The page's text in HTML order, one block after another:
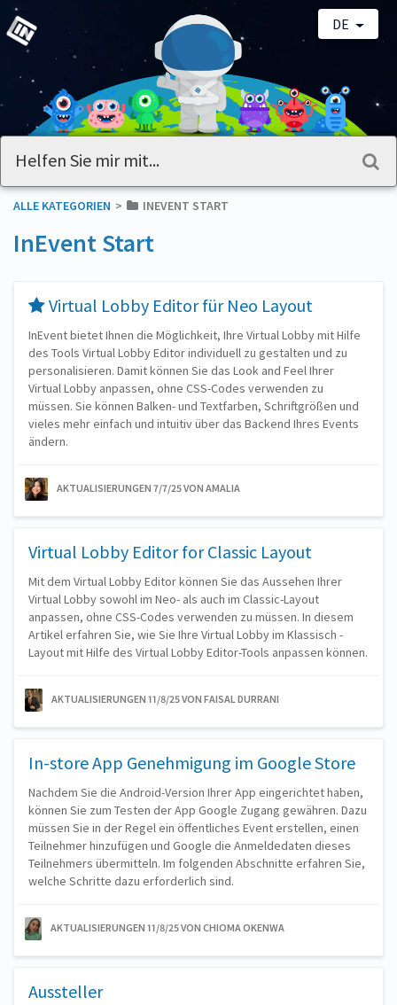
DE
ALLE KATEGORIEN ​>​ ​INEVENT START
InEvent Start
​Virtual Lobby Editor für Neo Layout
InEvent bietet Ihnen die Möglichkeit, Ihre Virtual Lobby mit Hilfe
des Tools Virtual Lobby Editor individuell zu gestalten und zu
personalisieren. Damit können Sie das Look and Feel Ihrer
Virtual Lobby anpassen, ohne CSS-Codes verwenden zu
müssen. Sie können Balken- und Textfarben, Schriftgrößen und
vieles mehr einfach und intuitiv über das Backend Ihres Events
ändern.
AKTUALISIERUNGEN 7/7/25VON AMALIA
Virtual Lobby Editor for Classic Layout
Mit dem Virtual Lobby Editor können Sie das Aussehen Ihrer
Virtual Lobby sowohl im Neo- als auch im Classic-Layout
anpassen, ohne CSS-Codes verwenden zu müssen. In diesem
Artikel erfahren Sie, wie Sie Ihre Virtual Lobby im Klassisch -
Layout mit Hilfe des Virtual Lobby Editor-Tools anpassen können.
AKTUALISIERUNGEN 11/8/25VON FAISAL DURRANI
In-store App Genehmigung im Google Store
Nachdem Sie die Android-Version Ihrer App eingerichtet haben,
können Sie zum Testen der App Google Zugang gewähren. Dazu
müssen Sie in der Regel ein öffentliches Event erstellen, einen
Teilnehmer hinzufügen und Google die Anmeldedaten dieses
Teilnehmers übermitteln. Im folgenden Abschnitte erfahren Sie,
welche Schritte dazu erforderlich sind.
AKTUALISIERUNGEN 11/8/25VON CHIOMA OKENWA
Aussteller